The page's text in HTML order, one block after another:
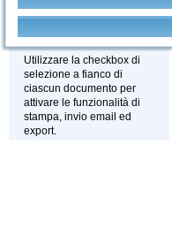
Stampa - Email - Export
Utilizzare la checkbox di
selezione a fianco di
ciascun documento per
attivare le funzionalità di
stampa, invio email ed
export.